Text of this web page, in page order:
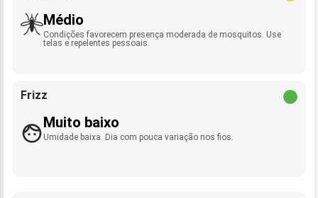
Médio
Condições favorecem presença moderada de mosquitos. Use
telas e repelentes pessoais.
Frizz
Muito baixo
Umidade baixa. Dia com pouca variação nos fios.